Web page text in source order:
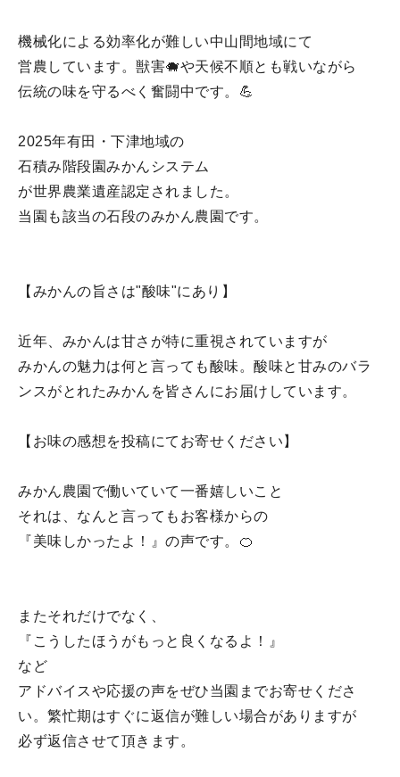
機械化による効率化が難しい中山間地域にて
営農しています。獣害🐗や天候不順とも戦いながら
伝統の味を守るべく奮闘中です。💪
2025年有田・下津地域の
石積み階段園みかんシステム
が世界農業遺産認定されました。
当園も該当の石段のみかん農園です。
【みかんの旨さは"酸味"にあり】
近年、みかんは甘さが特に重視されていますが
みかんの魅力は何と言っても酸味。酸味と甘みのバラ
ンスがとれたみかんを皆さんにお届けしています。
【お味の感想を投稿にてお寄せください】
みかん農園で働いていて一番嬉しいこと
それは、なんと言ってもお客様からの
『美味しかったよ！』の声です。🍊
またそれだけでなく、
『こうしたほうがもっと良くなるよ！』
など
アドバイスや応援の声をぜひ当園までお寄せくださ
い。繁忙期はすぐに返信が難しい場合がありますが
必ず返信させて頂きます。